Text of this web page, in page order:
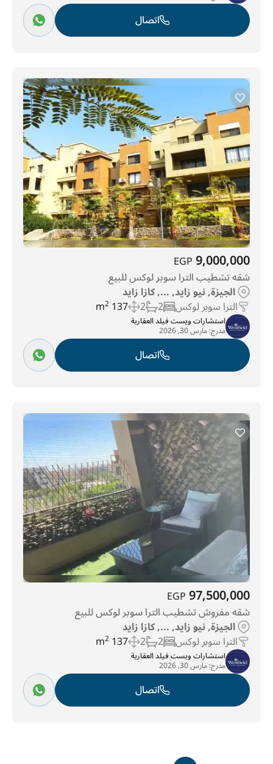
اتصال
9,000,000
EGP
شقه تشطيب الترا سوبر لوكس للبيع
الجيزة, نيو زايد, ..., كازا زايد
الترا سوبر لوكس 2
2
137 m
2
استشارات ويست فيلد العقارية
مدرج:مارس 30, 2026
اتصال
97,500,000
EGP
شقه مفروش تشطيب الترا سوبر لوكس للبيع
الجيزة, نيو زايد, ..., كازا زايد
الترا سوبر لوكس 2
2
137 m
2
استشارات ويست فيلد العقارية
مدرج:مارس 30, 2026
اتصال